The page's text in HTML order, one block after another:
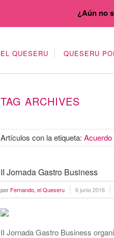
EL QUESERU QUESERU
TAG ARCHIVES
Artículos con la etiqueta:
II Jornada Gastro Business
por Fernando, el Queseru 6 junio 2016
II Jornada Gastro Business
¿Aún no